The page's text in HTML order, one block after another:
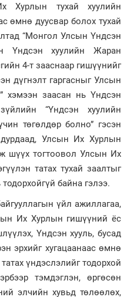
Хурлын тухай хуулийн
өмнө дуусвар болох тухай
“Монгол Улсын Үндсэн
Үндсэн хуулийн Жаран
4-т зааснаар гишүүнийг
дүгнэлт гаргасныг Улсын
хэмээн заасан нь Үндсэн
“Үндсэн хуулийн
төгөлдөр болно” гэсэн
Улсын Их Хурлын
шүүх тогтоовол Улсын Их
татах тухай заалтыг
байна гэлээ.
үйл ажиллагаа,
Их Хурлын гишүүний ёс
Үндсэн хууль, бусад
эрхийг хугацаанаас өмнө
үндэслэлийг тодорхой
тэмдэглэн, өргөсөн
элчийн хувьд төлөөлөх,